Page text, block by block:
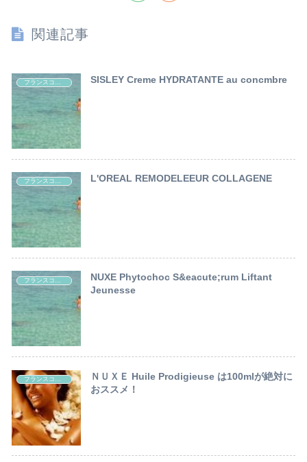
関連記事
フランスコスメ レポート SISLEY Creme HYDRATANTE au concmbre
フランスコスメ レポート L'OREAL REMODELEEUR COLLAGENE
NUXE Phytochoc S&eacute;rum Liftant
Jeunesse
ＮＵＸＥ Huile Prodigieuse は100mlが絶対に
おススメ！